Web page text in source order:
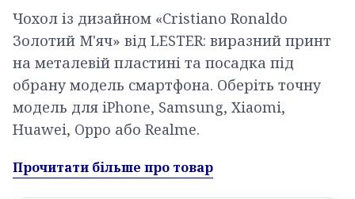
Чохол із дизайном «Cristiano Ronaldo
Золотий М'яч» від LESTER: виразний принт
на металевій пластині та посадка під
обрану модель смартфона. Оберіть точну
модель для iPhone, Samsung, Xiaomi,
Huawei, Oppo або Realme.
Прочитати більше про товар